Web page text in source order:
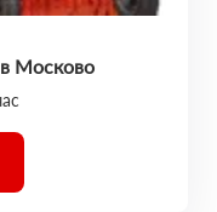
Москово